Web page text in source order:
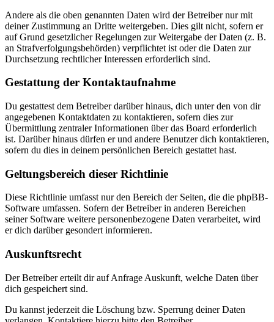
Andere als die oben genannten Daten wird der Betreiber nur mit
deiner Zustimmung an Dritte weitergeben. Dies gilt nicht, sofern er
auf Grund gesetzlicher Regelungen zur Weitergabe der Daten (z. B.
an Strafverfolgungsbehörden) verpflichtet ist oder die Daten zur
Durchsetzung rechtlicher Interessen erforderlich sind.
Gestattung der Kontaktaufnahme
Du gestattest dem Betreiber darüber hinaus, dich unter den von dir
angegebenen Kontaktdaten zu kontaktieren, sofern dies zur
Übermittlung zentraler Informationen über das Board erforderlich
ist. Darüber hinaus dürfen er und andere Benutzer dich kontaktieren,
sofern du dies in deinem persönlichen Bereich gestattet hast.
Geltungsbereich dieser Richtlinie
Diese Richtlinie umfasst nur den Bereich der Seiten, die die phpBB-
Software umfassen. Sofern der Betreiber in anderen Bereichen
seiner Software weitere personenbezogene Daten verarbeitet, wird
er dich darüber gesondert informieren.
Auskunftsrecht
Der Betreiber erteilt dir auf Anfrage Auskunft, welche Daten über
dich gespeichert sind.
Du kannst jederzeit die Löschung bzw. Sperrung deiner Daten